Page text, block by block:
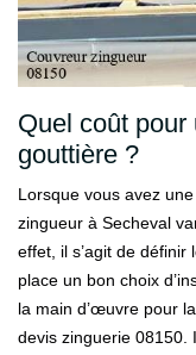
Quel coût
gouttière ?
Lorsque vous avez
zingueur à Secheval
effet, il s’agit de
place un bon choix
la main d’œuvre pour
devis zinguerie 08150.